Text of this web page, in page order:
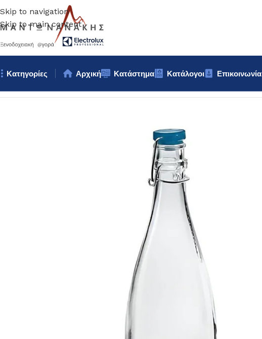
Skip to navigation
Skip to main content
Κατηγορίες Αρχική Κατάστημα Κατάλογοι Επικοινωνία